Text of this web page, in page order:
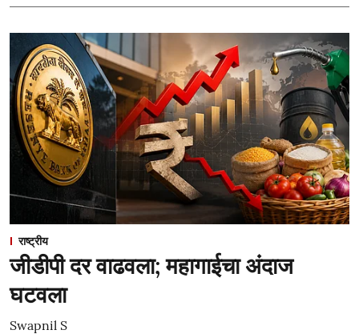
राष्ट्रीय
जीडीपी दर वाढवला; महागाईचा अंदाज
घटवला
Swapnil S